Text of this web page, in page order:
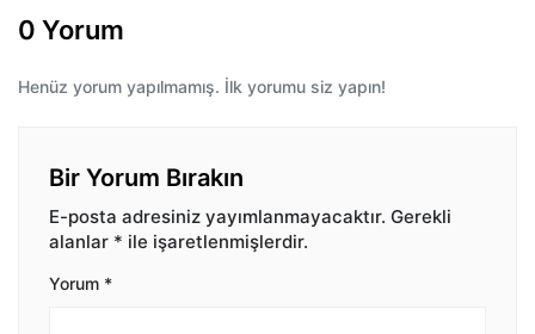
0 Yorum
Henüz yorum yapılmamış. İlk yorumu siz yapın!
Bir Yorum Bırakın
E-posta adresiniz yayımlanmayacaktır. Gerekli
alanlar * ile işaretlenmişlerdir.
Yorum *